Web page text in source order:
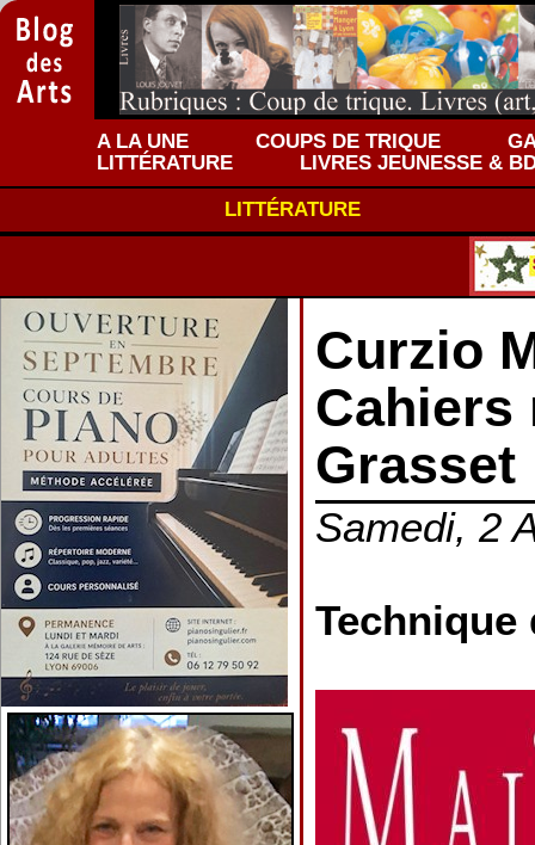
A LA UNE COUPS DE TRIQUE
LITTÉRATURE
LIVRES JEUNESSE &
LITTÉRATURE
Curzio
Cahiers
Grasset
Samedi, 2
Technique